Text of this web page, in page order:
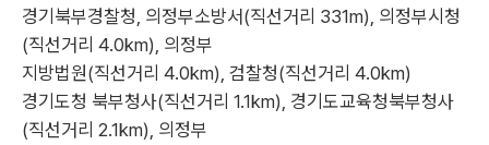
경기북부경찰청, 의정부소방서(직선거리 331m), 의정부시청
(직선거리 4.0km), 의정부
지방법원(직선거리 4.0km), 검찰청(직선거리 4.0km)
경기도청 북부청사(직선거리 1.1km), 경기도교육청북부청사
(직선거리 2.1km), 의정부